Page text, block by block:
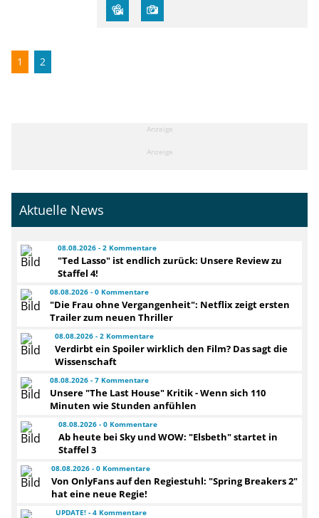
1 2
Anzeige
Anzeige
Aktuelle News
08.08.2026 - 2 Kommentare
"Ted Lasso" ist endlich zurück: Unsere Review zu
Staffel 4!
08.08.2026 - 0 Kommentare
"Die Frau ohne Vergangenheit": Netflix zeigt ersten
Trailer zum neuen Thriller
08.08.2026 - 2 Kommentare
Verdirbt ein Spoiler wirklich den Film? Das sagt die
Wissenschaft
08.08.2026 - 7 Kommentare
Unsere "The Last House" Kritik - Wenn sich 110
Minuten wie Stunden anfühlen
08.08.2026 - 0 Kommentare
Ab heute bei Sky und WOW: "Elsbeth" startet in
Staffel 3
08.08.2026 - 0 Kommentare
Von OnlyFans auf den Regiestuhl: "Spring Breakers 2"
hat eine neue Regie!
UPDATE! - 4 Kommentare